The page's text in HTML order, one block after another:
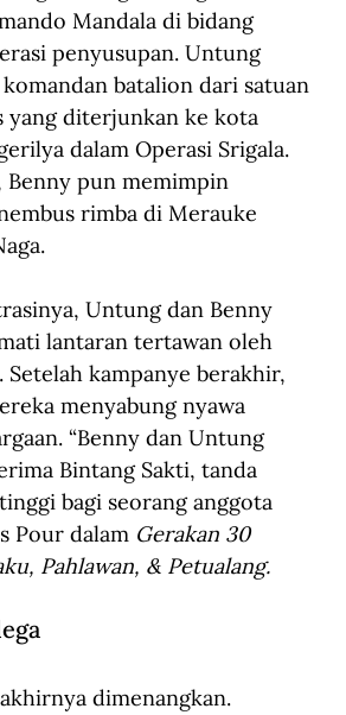
Mandala di bidang
penyusupan. Untung
batalion dari satuan
yang diterjunkan ke kota
dalam Operasi Srigala.
pun memimpin
rimba di Merauke
Untung dan Benny
lantaran tertawan oleh
Setelah kampanye berakhir,
menyabung nyawa
“Benny dan Untung
Bintang Sakti, tanda
bagi seorang anggota
Pour dalam Gerakan 30
Pahlawan, & Petualang.
dimenangkan.